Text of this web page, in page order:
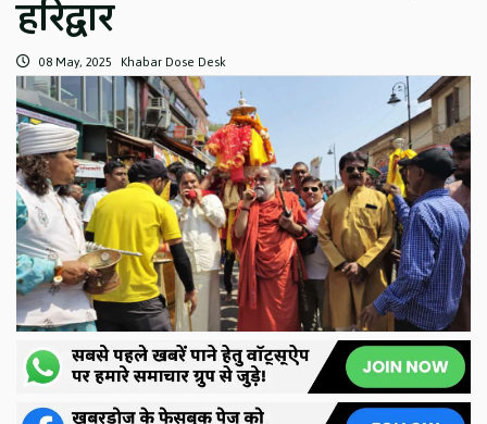
हरिद्वार
08 May, 2025 Khabar Dose Desk